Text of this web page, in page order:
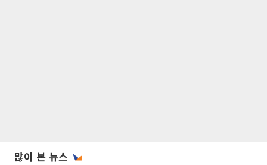
많이 본 뉴스